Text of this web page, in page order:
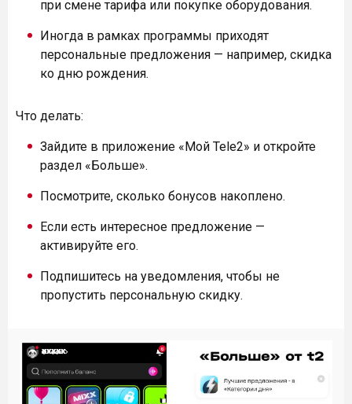
при смене тарифа или покупке оборудования.
Иногда в рамках программы приходят
персональные предложения — например, скидка
ко дню рождения.
Что делать:
Зайдите в приложение «Мой Tele2» и откройте
раздел «Больше».
Посмотрите, сколько бонусов накоплено.
Если есть интересное предложение —
активируйте его.
Подпишитесь на уведомления, чтобы не
пропустить персональную скидку.